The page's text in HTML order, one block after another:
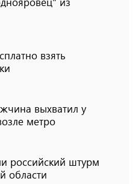
взять
выхватил у
метро
российский штурм
области